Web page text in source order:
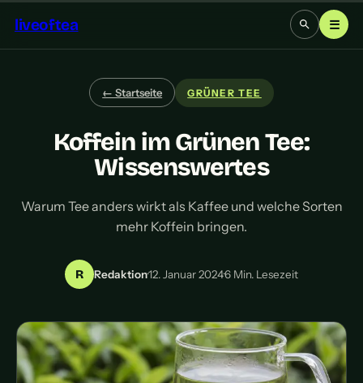
liveoftea ☰
← Startseite GRÜNER TEE
Koffein im Grünen Tee:
Wissenswertes
Warum Tee anders wirkt als Kaffee und welche Sorten
mehr Koffein bringen.
R Redaktion·12. Januar 2024·6 Min. Lesezeit